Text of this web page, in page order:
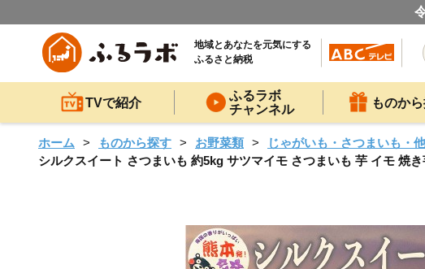
地域とあなたを元気にする
ふるさと納税
TVで紹介
ふるラボ
チャンネル
ものか
ホーム ものから探す お野菜類
じゃがいも・さつまいも・
シルクスイート さつまいも 約5kg サツマイモ さつまいも 芋 イモ 焼